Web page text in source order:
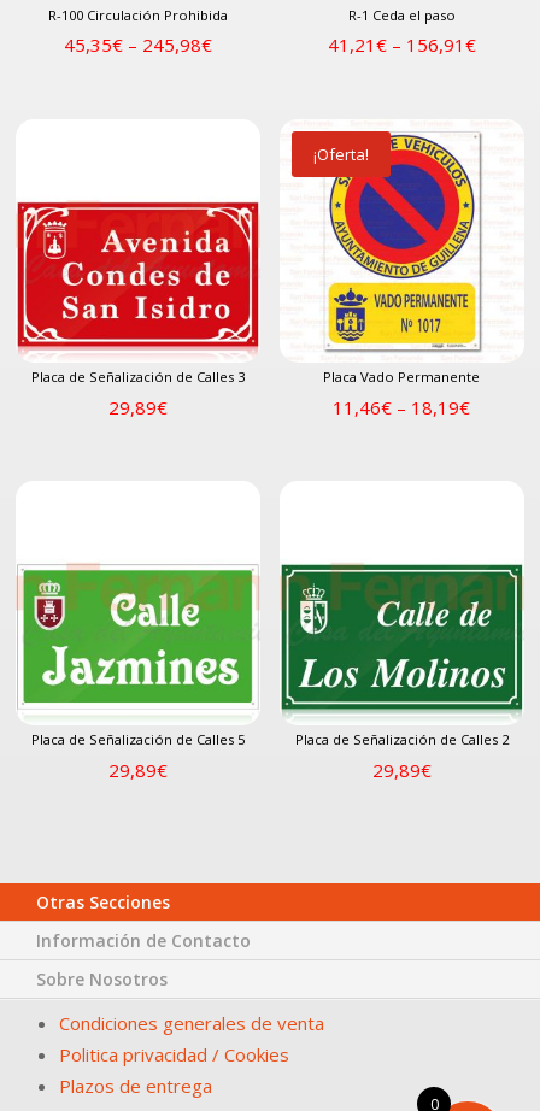
R-100 Circulación Prohibida
45,35€ – 245,98€
R-1 Ceda el paso
41,21 €– 156,91 €
Placa de Señalización de Calles 3
29,89€
¡Oferta!
Placa Vado Permanente
11,46€ – 18,19€
Placa de Señalización de Calles 5
29,89€
Placa de Señalización de Calles 2
29,89€
Otras Secciones
Información de Contacto
Sobre Nosotros
Condiciones generales de venta
Politica privacidad / Cookies
Plazos de entrega
0